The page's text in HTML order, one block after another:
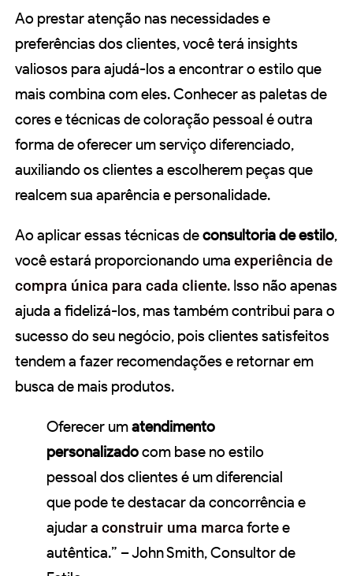
Ao prestar atenção nas necessidades e
preferências dos clientes, você terá insights
valiosos para ajudá-los a encontrar o estilo que
mais combina com eles. Conhecer as paletas de
cores e técnicas de coloração pessoal é outra
forma de oferecer um serviço diferenciado,
auxiliando os clientes a escolherem peças que
realcem sua aparência e personalidade.
Ao aplicar essas técnicas deconsultoria de estilo,
você estará proporcionando uma experiência de
compra única para cada cliente. Isso não apenas
ajuda a fidelizá-los, mas também contribui para o
sucesso do seu negócio, pois clientes satisfeitos
tendem a fazer recomendações e retornar em
busca de mais produtos.
Oferecer umatendimento
personalizadocom base no estilo
pessoal dos clientes é um diferencial
que pode te destacar da concorrência e
ajudar a construir uma marcaforte e
autêntica.” – John Smith, Consultor de